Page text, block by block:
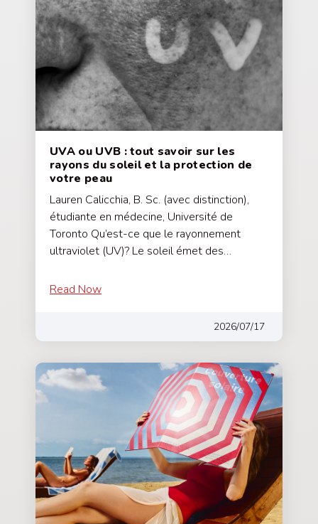
UVA ou UVB : tout savoir sur les
rayons du soleil et la protection de
votre peau
Lauren Calicchia, B. Sc. (avec distinction),
étudiante en médecine, Université de
Toronto Qu’est-ce que le rayonnement
ultraviolet (UV)? Le soleil émet des…
Read Now
2026/07/17